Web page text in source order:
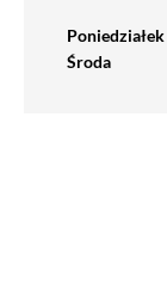
Poniedziałek
Środa